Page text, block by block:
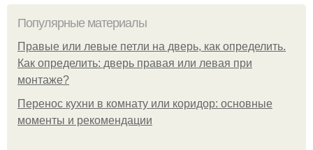
Популярные материалы
Правые или левые петли на дверь, как определить.
Как определить: дверь правая или левая при
монтаже?
Перенос кухни в комнату или коридор: основные
моменты и рекомендации